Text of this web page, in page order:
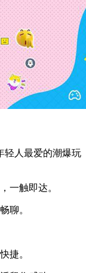
轻人最爱的潮爆玩
一触即达。
聊。
捷。